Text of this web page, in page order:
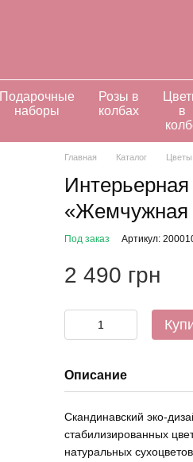
Подарочные
наборы
Розы в
колбах
в
Главная Каталог Цветы
«Жемчужная
Под заказ Артикул:
2 490 грн
Описание
Скандинавский эко-
стабилизированных
натуральных